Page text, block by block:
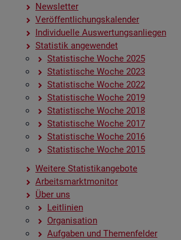
News­let­ter
Ver­öf­fent­li­chungs­ka­len­der
In­di­vi­du­el­le Aus­wer­tungs­an­lie­gen
Sta­tis­tik an­ge­wen­det
Sta­tis­ti­sche Woche 2025
Sta­tis­ti­sche Woche 2023
Sta­tis­ti­sche Woche 2022
Sta­tis­ti­sche Woche 2019
Sta­tis­ti­sche Woche 2018
Sta­tis­ti­sche Woche 2017
Sta­tis­ti­sche Woche 2016
Sta­tis­ti­sche Woche 2015
Wei­te­re Sta­tis­tik­an­ge­bo­te
Ar­beits­markt­mo­ni­tor
Über uns
Leit­li­ni­en
Or­ga­ni­sa­ti­on
Auf­ga­ben und The­men­fel­der